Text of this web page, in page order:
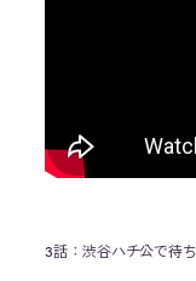
3話：渋谷ハチ公で待